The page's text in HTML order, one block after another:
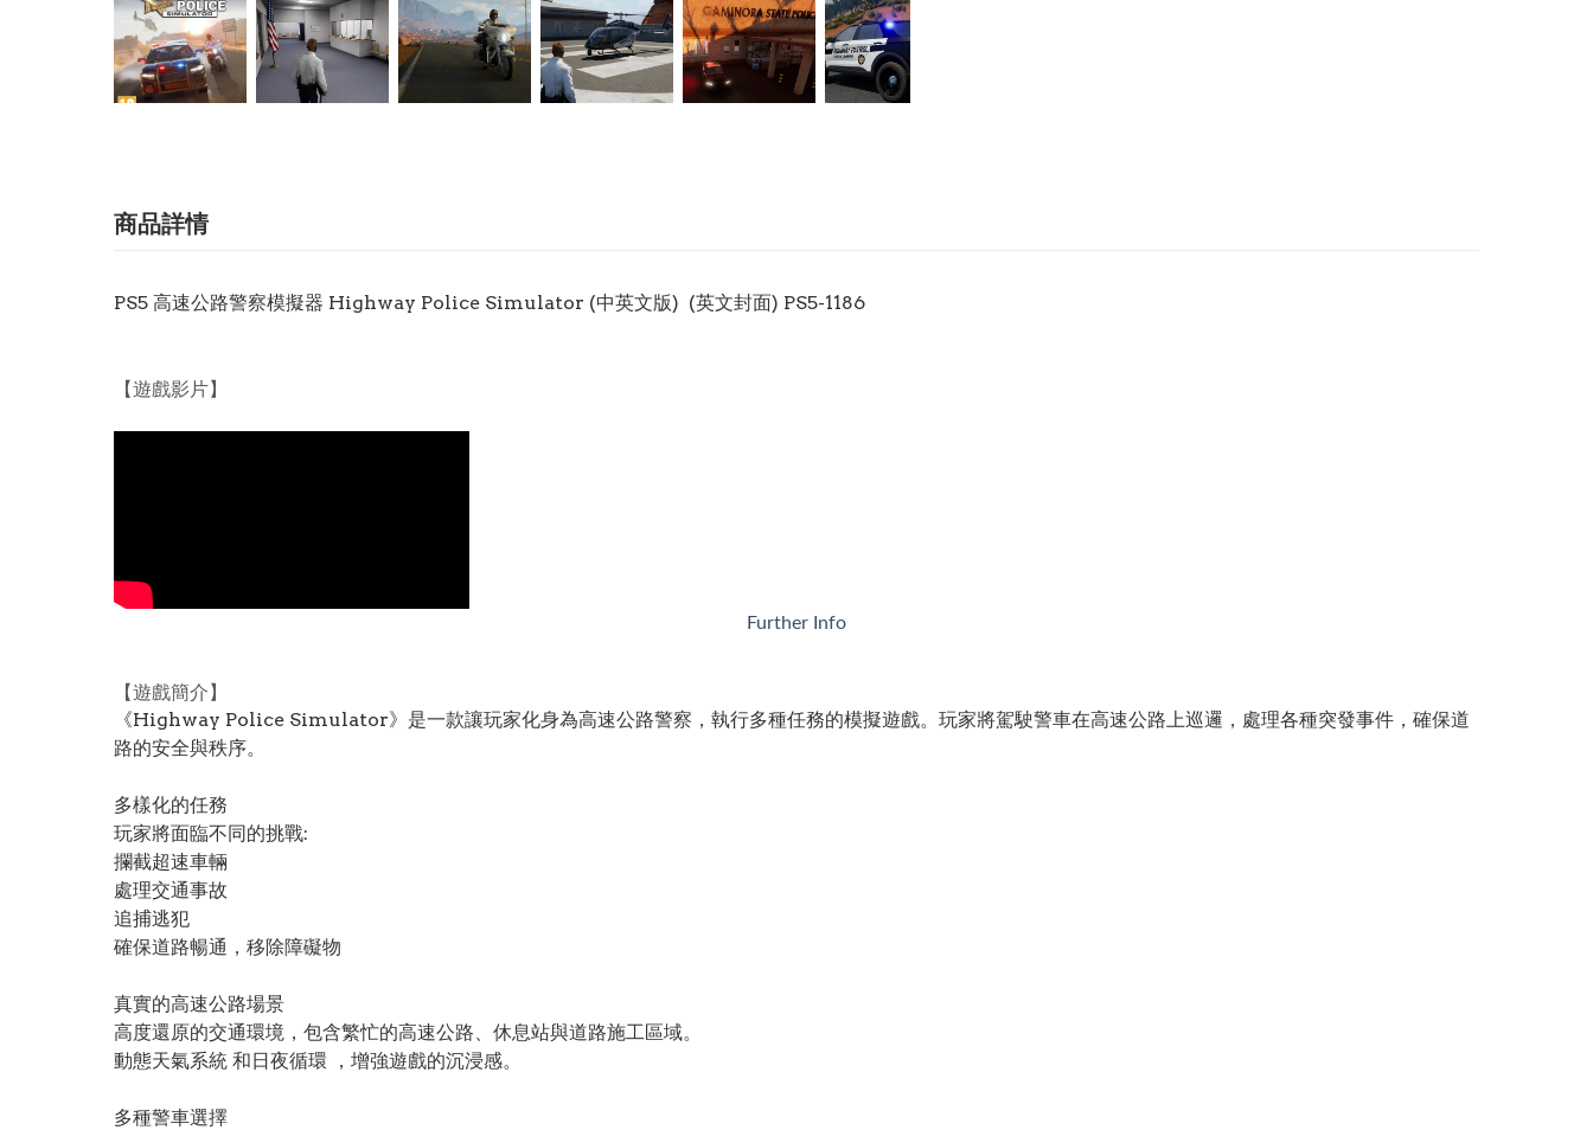
商品詳情
PS5 高速公路警察模擬器 Highway Police Simulator (中英文版) (英文封面) PS5-1186
【遊戲影片】
Further Info
【遊戲簡介】
《Highway Police Simulator》是一款讓玩家化身為高速公路警察，執行多種任務的模擬遊戲。玩家將駕駛警車在高速公路上巡邏，處理各種突發事件，確保道
路的安全與秩序。
多樣化的任務
玩家將面臨不同的挑戰:
攔截超速車輛
處理交通事故
追捕逃犯
確保道路暢通，移除障礙物
真實的高速公路場景
高度還原的交通環境，包含繁忙的高速公路、休息站與道路施工區域。
動態天氣系統 和日夜循環 ，增強遊戲的沉浸感。
多種警車選擇